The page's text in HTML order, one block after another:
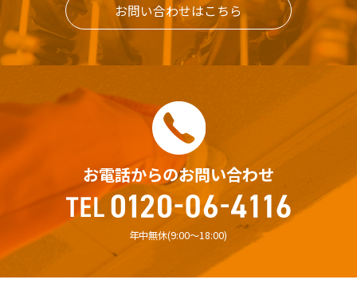
お問い合わせはこちら
お電話からのお問い合わせ
年中無休(9:00〜18:00)